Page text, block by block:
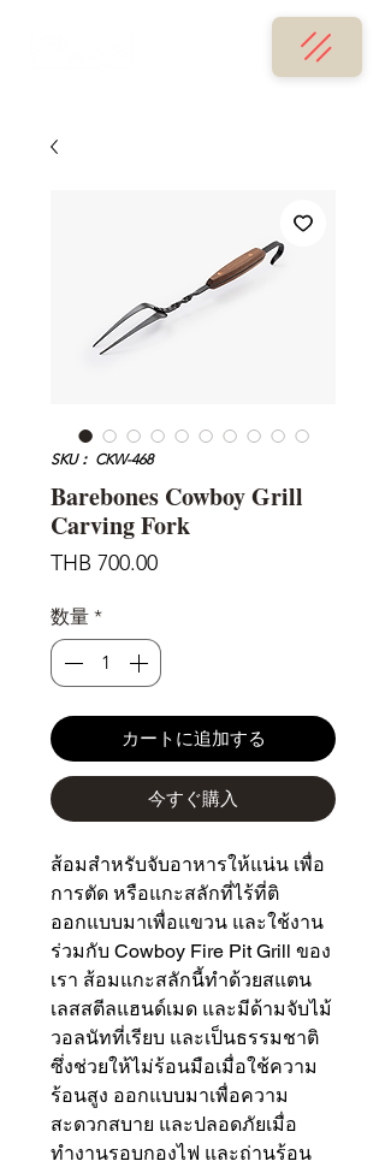
SKU： CKW-468
Barebones Cowboy Grill
Carving Fork
THB 700.00価
数量 *
カートに追加する
今すぐ購入
ส้อมสำหรับจับอาหารให้แน่น เพื่อ
การตัด หรือแกะสลักที่ไร้ที่ติ
ออกแบบมาเพื่อแขวน และใช้งาน
ร่วมกับ Cowboy Fire Pit Grill ของ
เรา ส้อมแกะสลักนี้ทำด้วยสแตน
เลสสตีลแฮนด์เมด และมีด้ามจับไม้
วอลนัทที่เรียบ และเป็นธรรมชาติ
ซึ่งช่วยให้ไม่ร้อนมือเมื่อใช้ความ
ร้อนสูง ออกแบบมาเพื่อความ
สะดวกสบาย และปลอดภัยเมื่อ
ทำงานรอบกองไฟ และถ่านร้อน